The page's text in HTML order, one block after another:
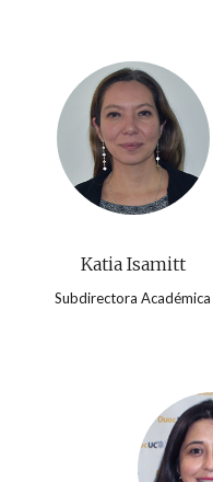
Katia Isamitt
Subdirectora Académica